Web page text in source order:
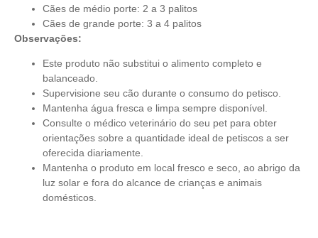
Cães de médio porte: 2 a 3 palitos
Cães de grande porte: 3 a 4 palitos
Observações:
Este produto não substitui o alimento completo e
balanceado.
Supervisione seu cão durante o consumo do petisco.
Mantenha água fresca e limpa sempre disponível.
Consulte o médico veterinário do seu pet para obter
orientações sobre a quantidade ideal de petiscos a ser
oferecida diariamente.
Mantenha o produto em local fresco e seco, ao abrigo da
luz solar e fora do alcance de crianças e animais
domésticos.